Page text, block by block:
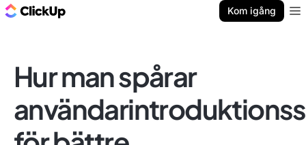
Kom igång
Hur man spårar